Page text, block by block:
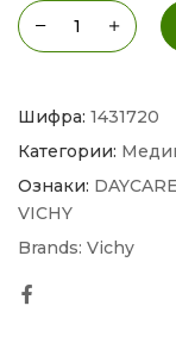
Шифра: 1431720
Категории:
Ознаки: DAYCARE
VICHY
Brands: Vichy